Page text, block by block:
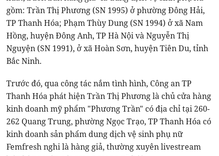
gồm: Trần Thị Phương (SN 1995) ở phường Đông Hải,
TP Thanh Hóa; Phạm Thùy Dung (SN 1994) ở xã Nam
Hồng, huyện Đông Anh, TP Hà Nội và Nguyễn Thị
Nguyện (SN 1991), ở xã Hoàn Sơn, huyện Tiên Du, tỉnh
Bắc Ninh.
Trước đó, qua công tác nắm tình hình, Công an TP
Thanh Hóa phát hiện Trần Thị Phương là chủ cửa hàng
kinh doanh mỹ phẩm "Phương Trần" có địa chỉ tại 260-
262 Quang Trung, phường Ngọc Trạo, TP Thanh Hóa có
kinh doanh sản phẩm dung dịch vệ sinh phụ nữ
Femfresh nghi là hàng giả, thường xuyên livestream